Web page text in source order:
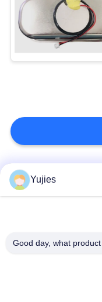
Sensor
Beliebte
Yujies
Good day, what